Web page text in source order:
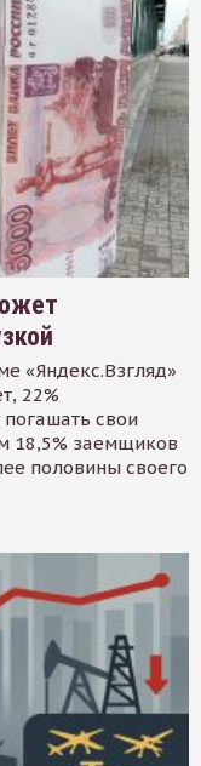
«Яндекс.Взгляд»
22%
погашать свои
18,5% заемщиков
половины своего